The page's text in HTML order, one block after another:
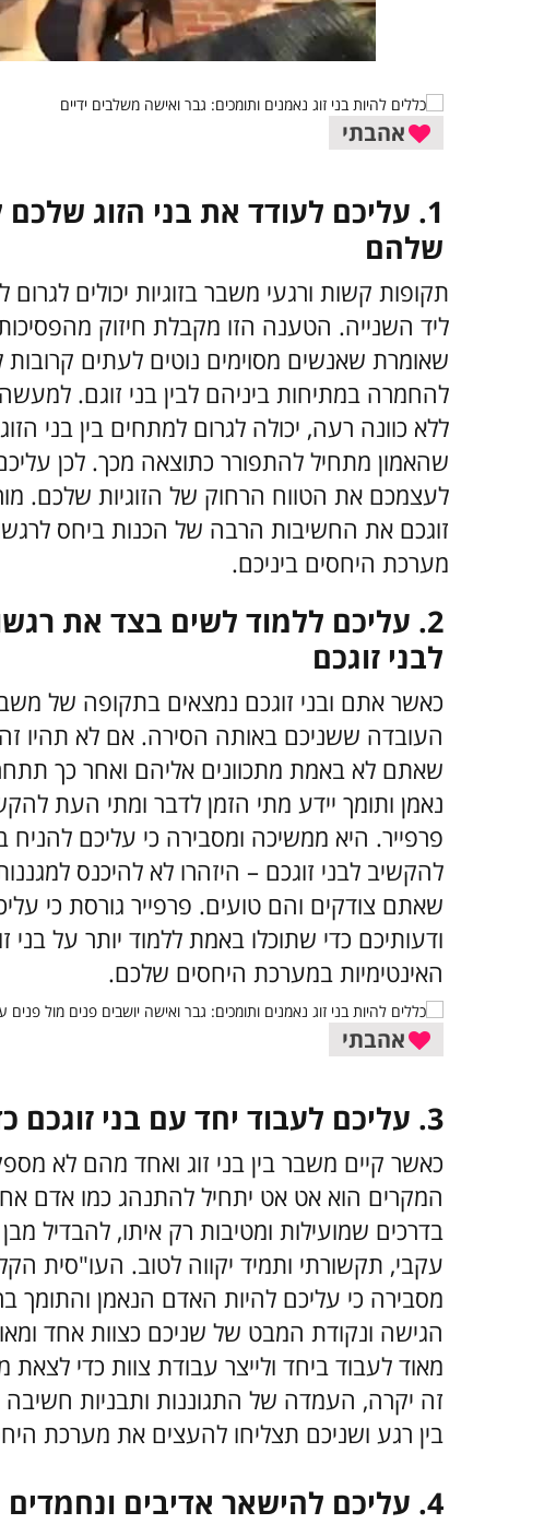
אהבתי
1. עליכם לעודד את בני הזוג
שלהם
תקופות קשות ורגעי משבר בזוגיות יכולים
ליד השנייה. הטענה הזו מקבלת חיזוק
שאומרת שאנשים מסוימים נוטים לעתים קרובות
להחמרה במתיחות ביניהם לבין בני זוגם.
ללא כוונה רעה, יכולה לגרום למתחים בין בני
שהאמון מתחיל להתפורר כתוצאה מכך. לכן
לעצמכם את הטווח הרחוק של הזוגיות שלכם.
זוגכם את החשיבות הרבה של הכנות ביחס
מערכת היחסים ביניכם.
2. עליכם ללמוד לשים בצד את
לבני זוגכם
כאשר אתם ובני זוגכם נמצאים בתקופה של
העובדה ששניכם באותה הסירה. אם לא תהיו
שאתם לא באמת מתכוונים אליהם ואחר כך
נאמן ותומך יידע מתי הזמן לדבר ומתי העת
פרפייר. היא ממשיכה ומסבירה כי עליכם
להקשיב לבני זוגכם – היזהרו לא להיכנס
שאתם צודקים והם טועים. פרפייר גורסת כי
ודעותיכם כדי שתוכלו באמת ללמוד יותר על
האינטימיות במערכת היחסים שלכם.
אהבתי
3. עליכם לעבוד יחד עם בני זוגכם כדי ליצור עבודת צוות
כאשר קיים משבר בין בני זוג ואחד מהם לא
המקרים הוא אט אט יתחיל להתנהג כמו אדם אחר
בדרכים שמועילות ומטיבות רק איתו, להבדיל
עקבי, תקשורתי ותמיד יקווה לטוב. העו"סית
מסבירה כי עליכם להיות האדם הנאמן
הגישה ונקודת המבט של שניכם כצוות אחד
מאוד לעבוד ביחד ולייצר עבודת צוות כדי
זה יקרה, העמדה של התגוננות ותבניות חשיבה
בין רגע ושניכם תצליחו להעצים את מערכת
4. עליכם להישאר אדיבים ונחמדים